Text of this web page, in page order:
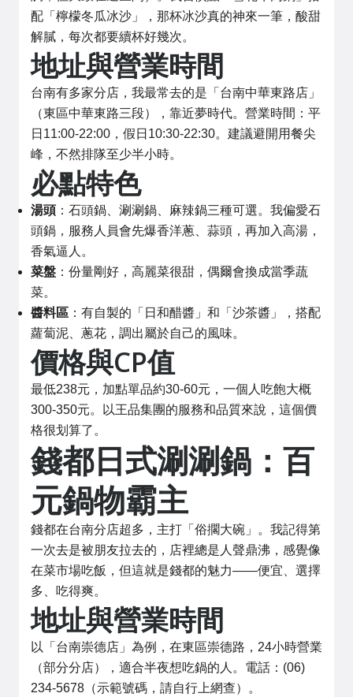
配「檸檬冬瓜冰沙」，那杯冰沙真的神來一筆，酸甜
解膩，每次都要續杯好幾次。
地址與營業時間
台南有多家分店，我最常去的是「台南中華東路店」
（東區中華東路三段），靠近夢時代。營業時間：平
日11:00-22:00，假日10:30-22:30。建議避開用餐尖
峰，不然排隊至少半小時。
必點特色
湯頭 ：石頭鍋、涮涮鍋、麻辣鍋三種可選。我偏愛石
頭鍋，服務人員會先爆香洋蔥、蒜頭，再加入高湯，
香氣逼人。
菜盤 ：份量剛好，高麗菜很甜，偶爾會換成當季蔬
菜。
醬料區 ：有自製的「日和醋醬」和「沙茶醬」，搭配
蘿蔔泥、蔥花，調出屬於自己的風味。
價格與CP值
最低238元，加點單品約30-60元，一個人吃飽大概
300-350元。以王品集團的服務和品質來說，這個價
格很划算了。
錢都日式涮涮鍋：百
元鍋物霸主
錢都在台南分店超多，主打「俗擱大碗」。我記得第
一次去是被朋友拉去的，店裡總是人聲鼎沸，感覺像
在菜市場吃飯，但這就是錢都的魅力——便宜、選擇
多、吃得爽。
地址與營業時間
以「台南崇德店」為例，在東區崇德路，24小時營業
（部分分店），適合半夜想吃鍋的人。電話：(06)
234-5678（示範號碼，請自行上網查）。